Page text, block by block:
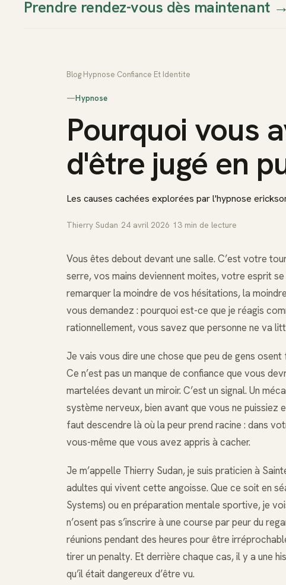
Prendre rendez-vous dès maintenant→
Blog Hypnose Confiance Et Identite
—Hypnose
Pourquoi vous
d'être jugé en
Les causes cachées explorées par l'hypnose
Thierry Sudan 24 avril 2026 13 min de lecture
Vous êtes debout devant une salle. C’est votre
serre, vos mains deviennent moites, votre esprit
remarquer la moindre de vos hésitations, la
vous demandez : pourquoi est-ce que je réagis
rationnellement, vous savez que personne ne va
Je vais vous dire une chose que peu de gens
Ce n’est pas un manque de confiance que vous
martelées devant un miroir. C’est un signal. Un
système nerveux, bien avant que vous ne
faut descendre là où la peur prend racine : dans
vous-même que vous avez appris à cacher.
Je m’appelle Thierry Sudan, je suis praticien à
adultes qui vivent cette angoisse. Que ce soit en
Systems) ou en préparation mentale sportive, je
n’osent pas s’inscrire à une course par peur du
réunions pendant des heures pour être
tirer un penalty. Et derrière chaque cas, il y a une
qu’il était dangereux d’être vu.